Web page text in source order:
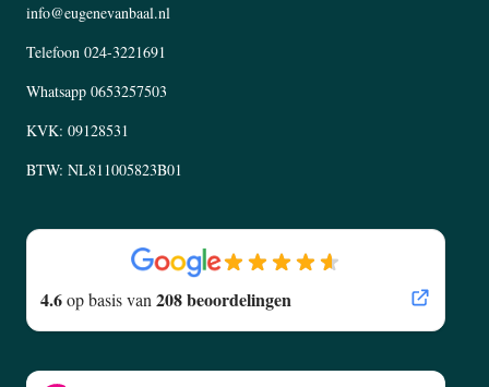
info@eugenevanbaal.nl
Telefoon 024-3221691
Whatsapp 0653257503
KVK: 09128531
BTW: NL811005823B01
4.6op basis van 208 beoordelingen